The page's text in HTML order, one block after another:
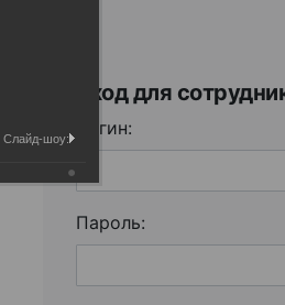
Вход для
Логин:
Пароль:
Слайд-шоу: